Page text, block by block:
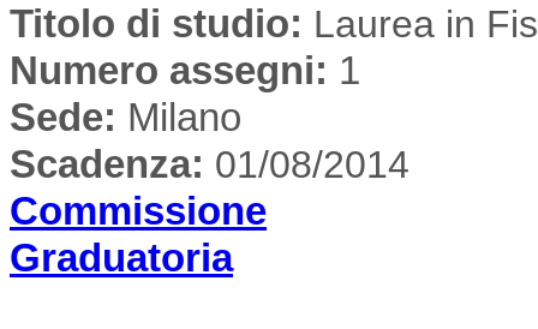
Titolo di studio: Laurea in
Numero assegni: 1
Sede: Milano
Scadenza: 01/08/2014
Commissione
Graduatoria